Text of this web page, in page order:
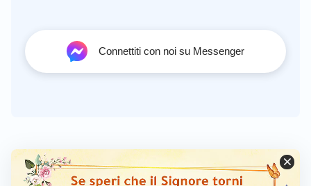
Connettiti con noi su Messenger